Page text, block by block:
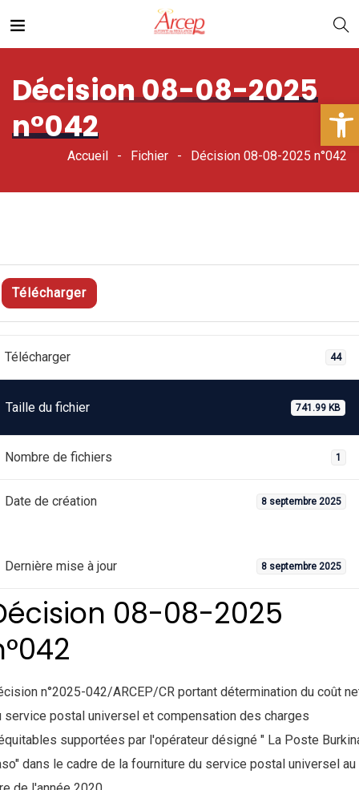
Décision 08-08-2025
n°042
Accueil Fichier Décision 08-08-2025 n°042
Télécharger
Télécharger 44
Taille du fichier 741.99 KB
Nombre de fichiers 1
Date de création 8 septembre 2025
Dernière mise à jour 8 septembre 2025
08-08-2025
n°2025-042/ARCEP/CR portant détermination du coût
service postal universel et compensation des charges
supportées par l'opérateur désigné " La Poste
dans le cadre de la fourniture du service postal universel au